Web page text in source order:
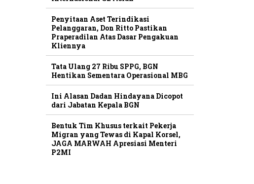
Penyitaan Aset Terindikasi
Pelanggaran, Don Ritto Pastikan
Praperadilan Atas Dasar Pengakuan
Kliennya
Tata Ulang 27 Ribu SPPG, BGN
Hentikan Sementara Operasional MBG
Ini Alasan Dadan Hindayana Dicopot
dari Jabatan Kepala BGN
Bentuk Tim Khusus terkait Pekerja
Migran yang Tewas di Kapal Korsel,
JAGA MARWAH Apresiasi Menteri
P2MI